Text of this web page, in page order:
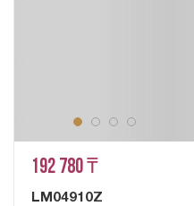
192 780 ₸
LM04910Z